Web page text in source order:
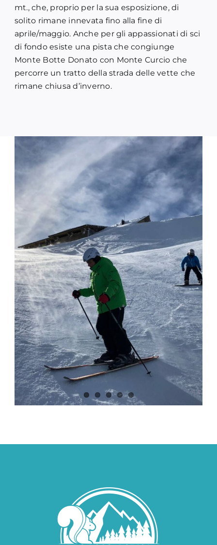
mt., che, proprio per la sua esposizione, di
solito rimane innevata fino alla fine di
aprile/maggio. Anche per gli appassionati di sci
di fondo esiste una pista che congiunge
Monte Botte Donato con Monte Curcio che
percorre un tratto della strada delle vette che
rimane chiusa d’inverno.